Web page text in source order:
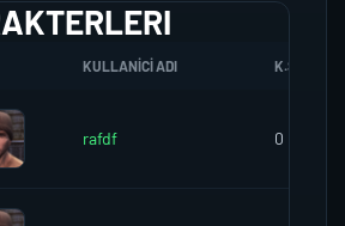
KULLANICI ADI K.SEREFI
rafdf 0